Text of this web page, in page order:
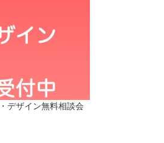
デザイン無料相談会